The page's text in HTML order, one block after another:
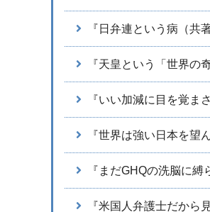
『日弁連という病（共
『天皇という「世界の
『いい加減に目を覚ま
『世界は強い日本を望
『まだGHQの洗脳に
『米国人弁護士だから